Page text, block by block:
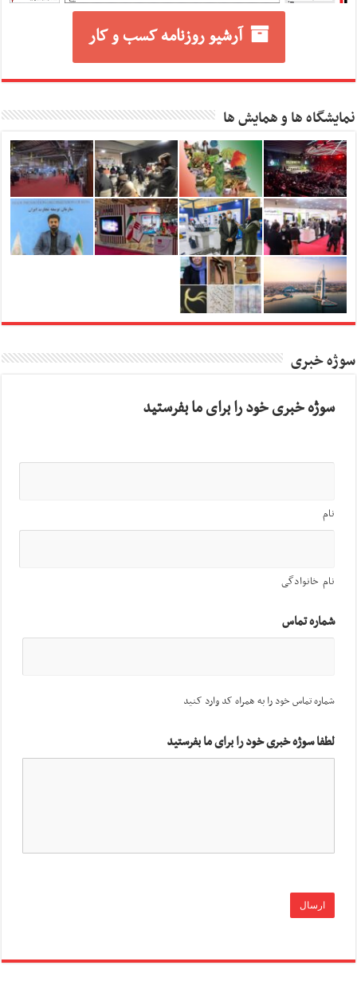
آرشیو روزنامه کسب و کار
نمایشگاه ها و همایش ها
سوژه خبری
سوژه خبری خود را برای ما بفرستید
نام
نام خانوادگی
شماره تماس
شماره تماس خود را به همراه کد وارد کنید
لطفا سوژه خبری خود را برای ما بفرستید